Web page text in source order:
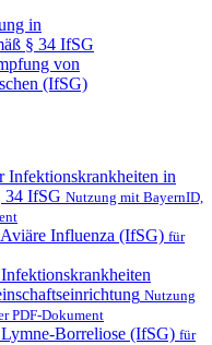
in
§ 34 IfSG
von
(IfSG)
Infektionskrankheiten in
34 IfSG Nutzung mit BayernID,
Influenza (IfSG) für
Nutzung
PDF-Dokument
Borreliose (IfSG) für